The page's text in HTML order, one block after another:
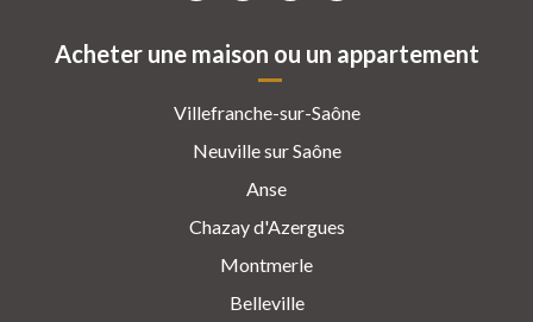
Acheter une maison ou un appartement
Villefranche-sur-Saône
Neuville sur Saône
Anse
Chazay d'Azergues
Montmerle
Belleville